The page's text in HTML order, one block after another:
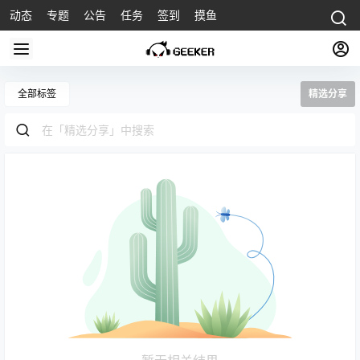
动态 专题 公告 任务 签到 摸鱼
全部标签 精选分享